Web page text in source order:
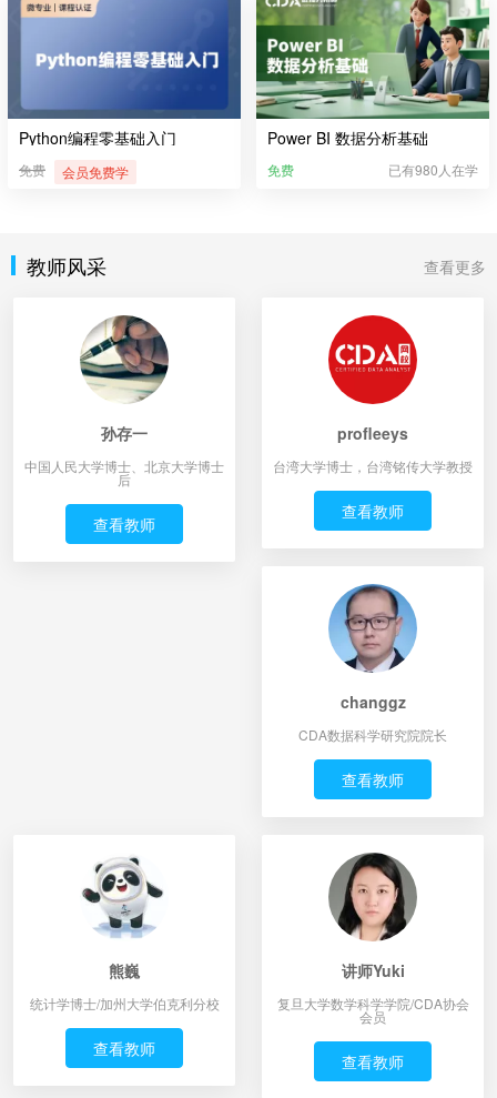
Python编程零基础入门
免费 会员免费学
Power BI 数据分析基础
免费 已有980人在学
教师风采 查看更多
孙存一
中国人民大学博士、北京大学博士
后
查看教师
profleeys
台湾大学博士，台湾铭传大学教授
查看教师
changgz
CDA数据科学研究院院长
查看教师
熊巍
统计学博士/加州大学伯克利分校
查看教师
讲师Yuki
复旦大学数学科学学院/CDA协会
会员
查看教师